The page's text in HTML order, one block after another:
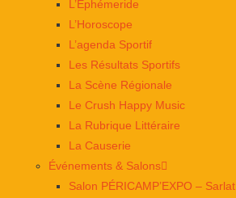
L’Éphémeride
L’Horoscope
L’agenda Sportif
Les Résultats Sportifs
La Scène Régionale
Le Crush Happy Music
La Rubrique Littéraire
La Causerie
Événements & Salons
Salon PÉRICAMP’EXPO – Sarlat